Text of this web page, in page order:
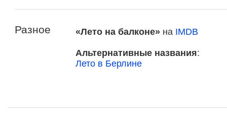
Разное «Лето на балконе» на IMDB
Альтернативные названия:
Лето в Берлине